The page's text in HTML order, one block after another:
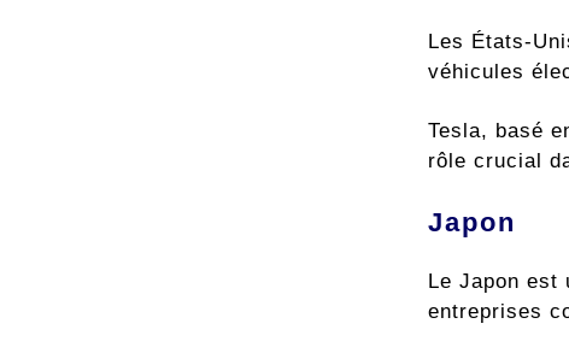
Les États-
véhicules
Tesla, basé
rôle crucial
Japon
Le Japon est
entreprises